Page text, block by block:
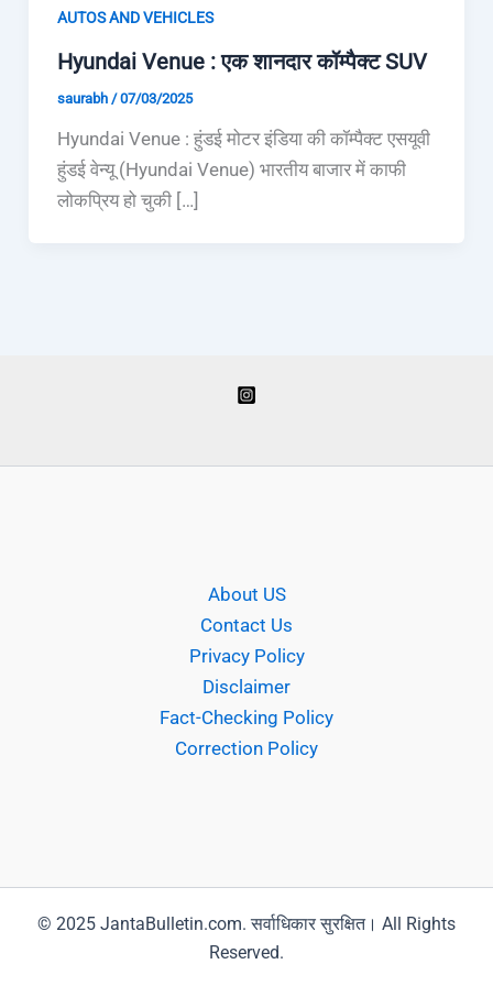
AUTOS AND VEHICLES
Hyundai Venue : एक शानदार कॉम्पैक्ट SUV
saurabh /07/03/2025
Hyundai Venue : हुंडई मोटर इंडिया की कॉम्पैक्ट एसयूवी
हुंडई वेन्यू (Hyundai Venue) भारतीय बाजार में काफी
लोकप्रिय हो चुकी […]
About US
Contact Us
Privacy Policy
Disclaimer
Fact-Checking Policy
Correction Policy
© 2025 JantaBulletin.com. सर्वाधिकार सुरक्षित। All Rights
Reserved.